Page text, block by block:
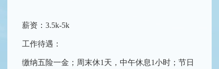
薪资：3.5k-5k
工作待遇：
缴纳五险一金；周末休1天，中午休息1小时；节日